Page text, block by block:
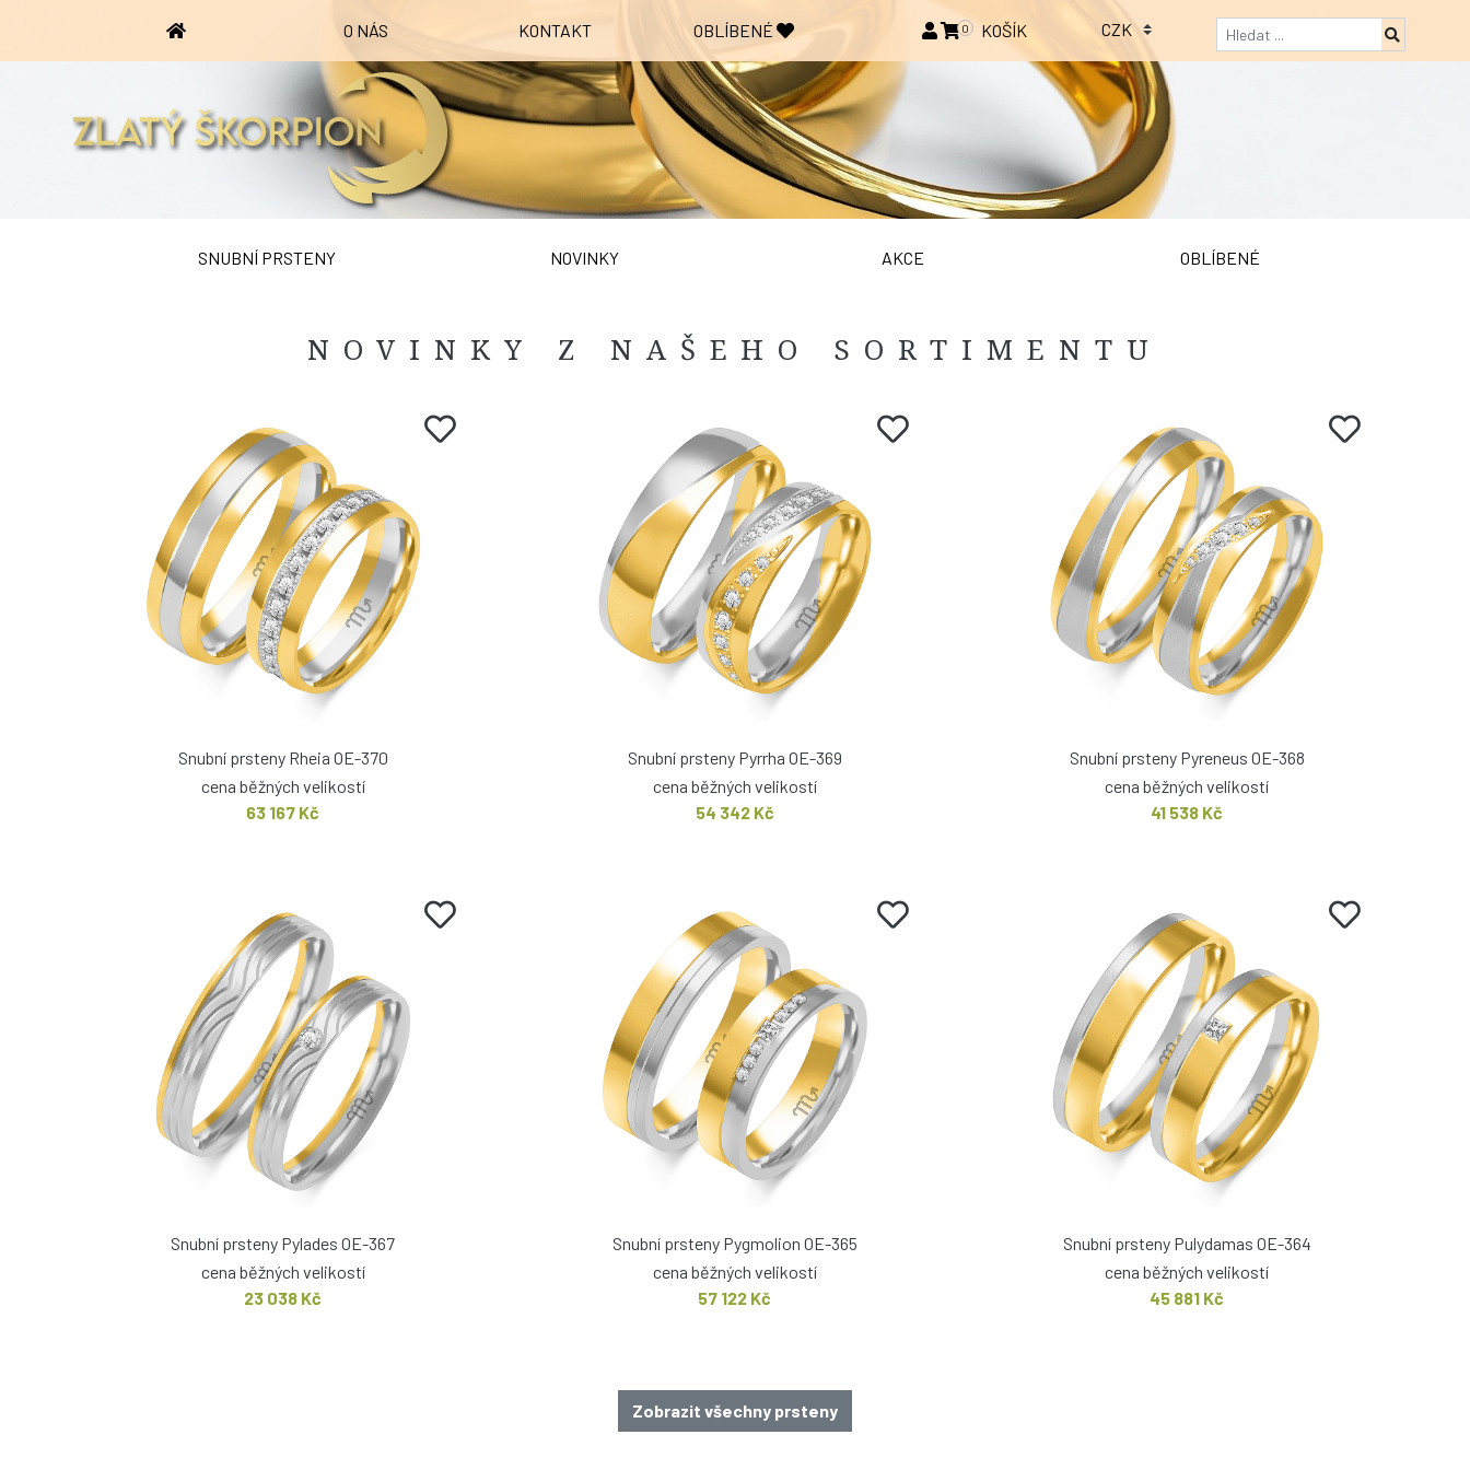
O NÁS KONTAKT OBLÍBENÉ 0 KOŠÍK
SNUBNÍ PRSTENY NOVINKY AKCE OBLÍBENÉ
NOVINKY Z NAŠEHO SORTIMENTU
Snubní prsteny Rheia OE-370
cena běžných velikostí
63 167 Kč
Snubní prsteny Pyrrha OE-369
cena běžných velikostí
54 342 Kč
Snubní prsteny Pyreneus OE-368
cena běžných velikostí
41 538 Kč
Snubní prsteny Pylades OE-367
cena běžných velikostí
23 038 Kč
Snubní prsteny Pygmolion OE-365
cena běžných velikostí
57 122 Kč
Snubní prsteny Pulydamas OE-364
cena běžných velikostí
45 881 Kč
Zobrazit všechny prsteny